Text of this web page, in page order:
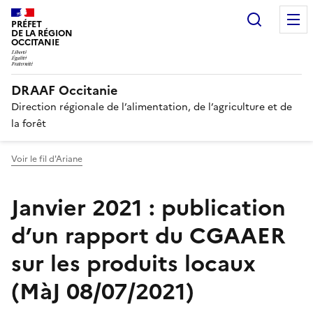
PRÉFET
DE LA RÉGION
OCCITANIE
DRAAF Occitanie
Direction régionale de l’alimentation, de l’agriculture et de
la forêt
Voir le fil d'Ariane
Janvier 2021 : publication
d’un rapport du CGAAER
sur les produits locaux
(MàJ 08/07/2021)